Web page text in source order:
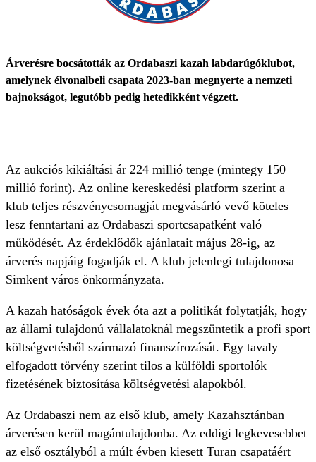
Árverésre bocsátották az Ordabaszi kazah labdarúgóklubot,
amelynek élvonalbeli csapata 2023-ban megnyerte a nemzeti
bajnokságot, legutóbb pedig hetedikként végzett.
Az aukciós kikiáltási ár 224 millió tenge (mintegy 150
millió forint). Az online kereskedési platform szerint a
klub teljes részvénycsomagját megvásárló vevő köteles
lesz fenntartani az Ordabaszi sportcsapatként való
működését. Az érdeklődők ajánlatait május 28-ig, az
árverés napjáig fogadják el. A klub jelenlegi tulajdonosa
Simkent város önkormányzata.
A kazah hatóságok évek óta azt a politikát folytatják, hogy
az állami tulajdonú vállalatoknál megszüntetik a profi sport
költségvetésből származó finanszírozását. Egy tavaly
elfogadott törvény szerint tilos a külföldi sportolók
fizetésének biztosítása költségvetési alapokból.
Az Ordabaszi nem az első klub, amely Kazahsztánban
árverésen kerül magántulajdonba. Az eddigi legkevesebbet
az első osztályból a múlt évben kiesett Turan csapatáért